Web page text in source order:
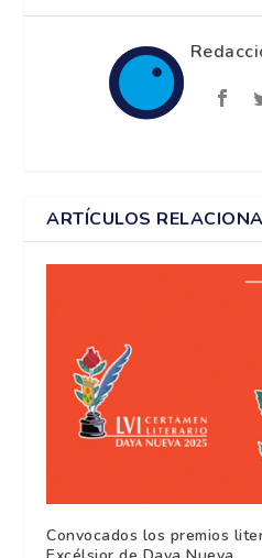
ARTÍCULOS
Convocados los premios